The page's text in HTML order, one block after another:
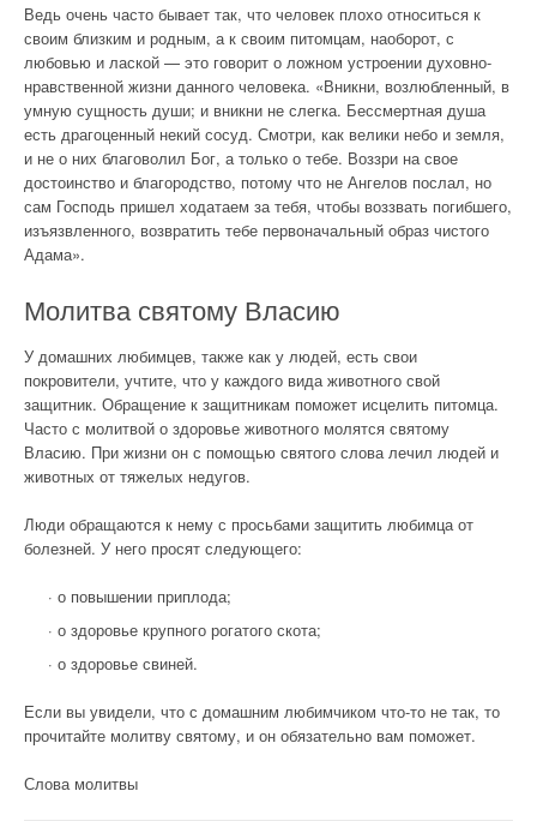
Ведь очень часто бывает так, что человек плохо относиться к
своим близким и родным, а к своим питомцам, наоборот, с
любовью и лаской — это говорит о ложном устроении духовно-
нравственной жизни данного человека. «Вникни, возлюбленный, в
умную сущность души; и вникни не слегка. Бессмертная душа
есть драгоценный некий сосуд. Смотри, как велики небо и земля,
и не о них благоволил Бог, а только о тебе. Воззри на свое
достоинство и благородство, потому что не Ангелов послал, но
сам Господь пришел ходатаем за тебя, чтобы воззвать погибшего,
изъязвленного, возвратить тебе первоначальный образ чистого
Адама».
Молитва святому Власию
У домашних любимцев, также как у людей, есть свои
покровители, учтите, что у каждого вида животного свой
защитник. Обращение к защитникам поможет исцелить питомца.
Часто с молитвой о здоровье животного молятся святому
Власию. При жизни он с помощью святого слова лечил людей и
животных от тяжелых недугов.
Люди обращаются к нему с просьбами защитить любимца от
болезней. У него просят следующего:
· о повышении приплода;
· о здоровье крупного рогатого скота;
· о здоровье свиней.
Если вы увидели, что с домашним любимчиком что-то не так, то
прочитайте молитву святому, и он обязательно вам поможет.
Слова молитвы